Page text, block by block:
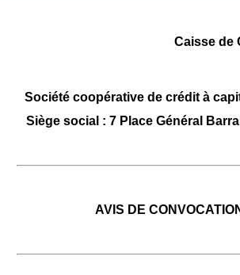
Caisse de
Société coopérative de crédit à
Siège social : 7 Place Général
AVIS DE